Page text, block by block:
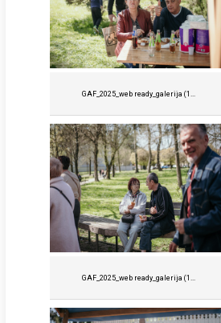
GAF_2025_web ready_galerija (1...
GAF_2025_web ready_galerija (1...